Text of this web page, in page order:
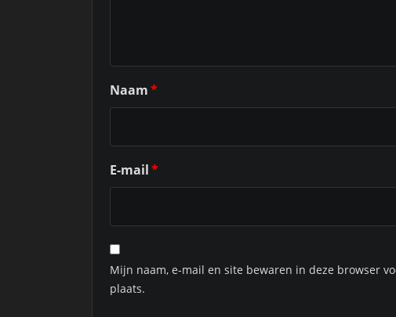
Naam*
E-mail*
Mijn naam, e-mail en site bewaren in deze browser
plaats.